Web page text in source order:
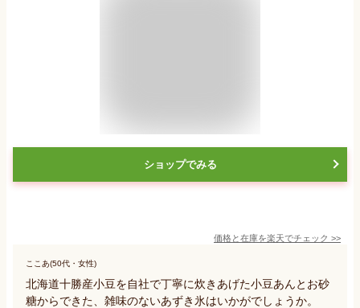
ショップでみる
価格と在庫を楽天でチェック >>
ここあ(50代・女性)
北海道十勝産小豆を自社で丁寧に炊きあげた小豆あんとお砂
糖からできた、雑味のないあずき氷はいかがでしょうか。